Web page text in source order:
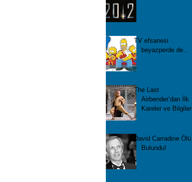
TV efsanesi
beyazperde de…
The Last
Airbender’dan İlk
Kareler ve Bilgiler
David Carradine Ölü
Bulundu!